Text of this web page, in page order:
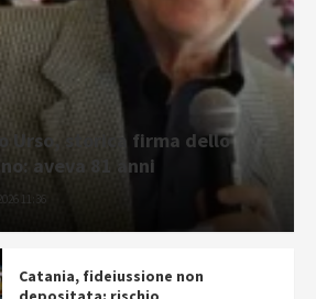
Urso, storica firma dello
aveva 81 anni
11:36
Catania, fideiussione non